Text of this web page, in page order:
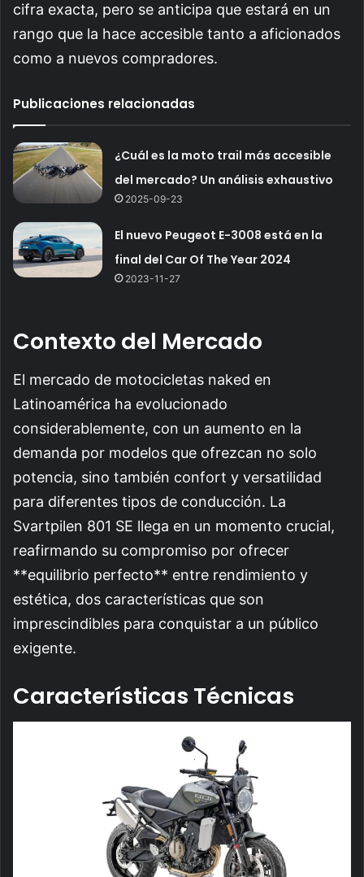
cifra exacta, pero se anticipa que estará en un
rango que la hace accesible tanto a aficionados
como a nuevos compradores.
Publicaciones relacionadas
¿Cuál es la moto trail más accesible
del mercado? Un análisis exhaustivo
2025-09-23
El nuevo Peugeot E-3008 está en la
final del Car Of The Year 2024
2023-11-27
Contexto del Mercado
El mercado de motocicletas naked en
Latinoamérica ha evolucionado
considerablemente, con un aumento en la
demanda por modelos que ofrezcan no solo
potencia, sino también confort y versatilidad
para diferentes tipos de conducción. La
Svartpilen 801 SE llega en un momento crucial,
reafirmando su compromiso por ofrecer
**equilibrio perfecto** entre rendimiento y
estética, dos características que son
imprescindibles para conquistar a un público
exigente.
Características Técnicas